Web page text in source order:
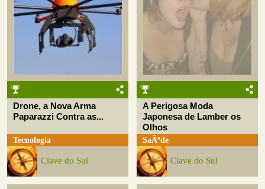
Drone, a Nova Arma
Paparazzi Contra as...
Tecnologia
Clave do Sul
A Perigosa Moda
Japonesa de Lamber os
Olhos
SaÃºde
Clave do Sul